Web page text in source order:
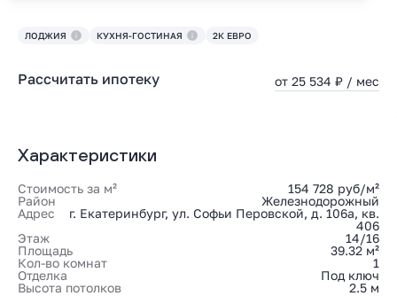
ЛОДЖИЯ КУХНЯ-ГОСТИНАЯ 2К ЕВРО
Рассчитать ипотеку от 25 534 ₽ / мес
Характеристики
Стоимость за м²
154 728 руб/м²
Район
Железнодорожный
Адрес
г. Екатеринбург, ул. Софьи Перовской, д. 106а, кв.
406
Этаж
14/16
Площадь
39.32 м²
Кол-во комнат
1
Отделка
Под ключ
Высота потолков
2.5 м